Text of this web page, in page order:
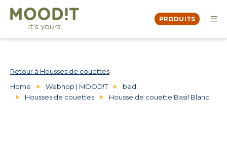
PRODUITS
DEALERS
CONTACT
Retour à Housses de couettes
Home
Webhop | MOOD!T
bed
Housses de couettes
Housse de couette Basil Blanc